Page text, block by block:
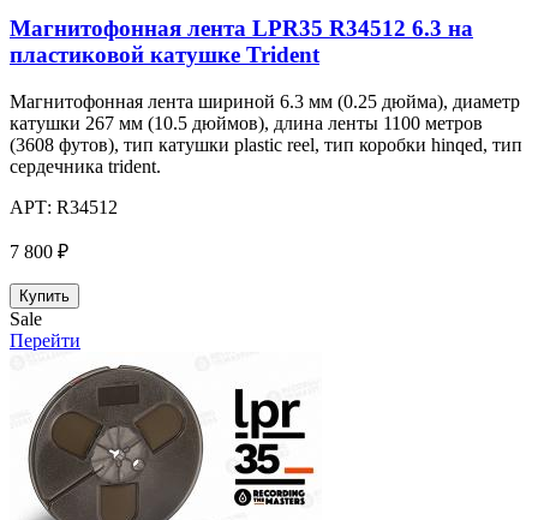
Магнитофонная лента LPR35 R34512 6.3 на
пластиковой катушке Trident
Магнитофонная лента шириной 6.3 мм (0.25 дюйма), диаметр
катушки 267 мм (10.5 дюймов), длина ленты 1100 метров
(3608 футов), тип катушки plastic reel, тип коробки hinqed, тип
сердечника trident.
АРТ: R34512
7 800 ₽
Купить
Sale
Перейти